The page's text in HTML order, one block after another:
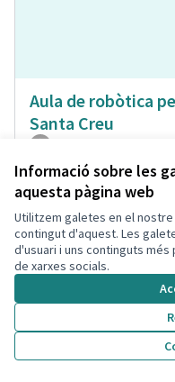
Informació sobre les
aquesta pàgina web
Utilitzem galetes en el
contingut d'aquest. Les
d'usuari i uns continguts
de xarxes socials.
Aula de robòtica
Santa Creu